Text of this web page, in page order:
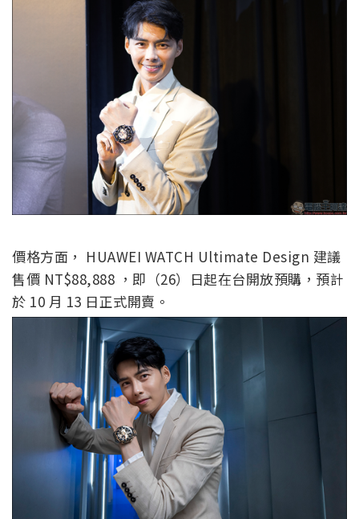
價格方面， HUAWEI WATCH Ultimate Design 建議
售價 NT$88,888 ，即（26）日起在台開放預購，預計
於 10 月 13 日正式開賣。